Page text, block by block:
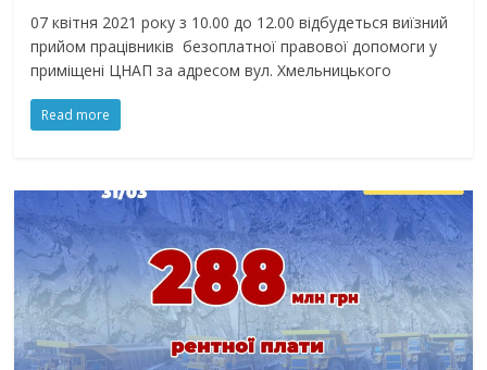
07 квітня 2021 року з 10.00 до 12.00 відбудеться виїзний
прийом працівників безоплатної правової допомоги у
приміщені ЦНАП за адресом вул. Хмельницького
Read more